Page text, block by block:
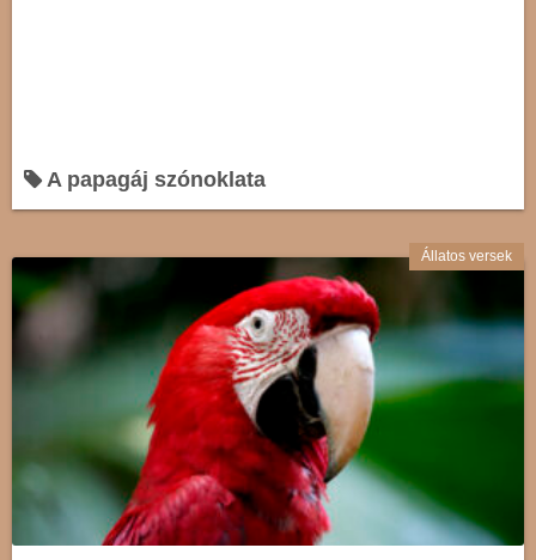
A papagáj szónoklata
Állatos versek